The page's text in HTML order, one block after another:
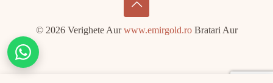
© 2026 Verighete Aurwww.emirgold.roBratari Aur
Chat
on